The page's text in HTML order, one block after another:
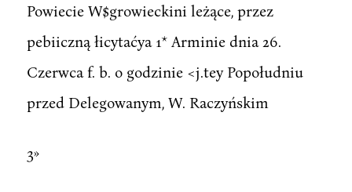
Powiecie W$growieckini leżące, przez
pebiiczną łicytaćya 1* Arminie dnia 26.
Czerwca f. b. o godzinie <j.tey Popołudniu
przed Delegowanym, W. Raczyńskim
3»